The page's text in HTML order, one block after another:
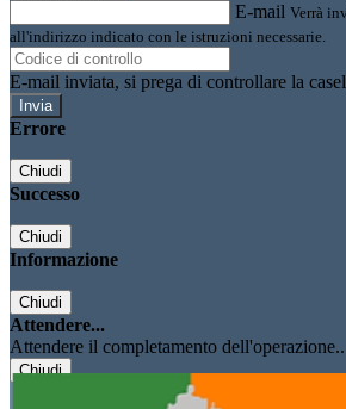
E-mail Verrà
all'indirizzo indicato con le istruzioni necessarie.
E-mail inviata, si prega di controllare la
Errore
Chiudi
Successo
Chiudi
Informazione
Chiudi
Attendere...
Attendere il completamento
Chiudi